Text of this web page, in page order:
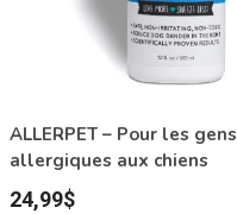
ALLERPET – Pour les gens
allergiques aux chiens
24,99$